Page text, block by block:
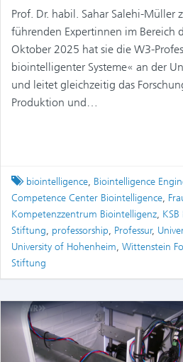
Prof. Dr. habil. Sahar Salehi-
führenden Expertinnen im Bereich
Oktober 2025 hat sie die W3-
biointelligenter Systeme« an der
und leitet gleichzeitig das
Produktion und…
Tagged
biointelligence, Biointelligence
Competence Center Biointelligence,
Kompetenzzentrum Biointelligenz,
Stiftung, professorship, Professur,
University of Hohenheim, Wittenstein
Stiftung